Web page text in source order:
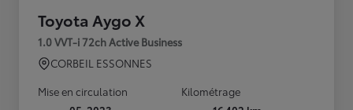
Toyota Aygo X
1.0 VVT-i 72ch Active Business
CORBEIL ESSONNES
Mise en circulation
Kilométrage